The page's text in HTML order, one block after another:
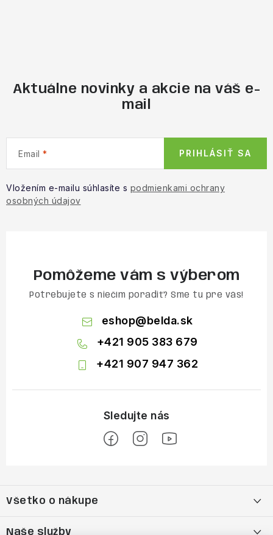
Aktuálne novinky a akcie na váš e-
mail
Email
Vložením e-mailu súhlasíte s podmienkami ochrany
osobných údajov
PRIHLÁSIŤ SA
Pomôžeme vám s výberom
Potrebujete s niečím poradiť? Sme tu pre vás!
eshop@belda.sk
+421 905 383 679
+421 907 947 362
pVšetko o nákupe
Naše služby